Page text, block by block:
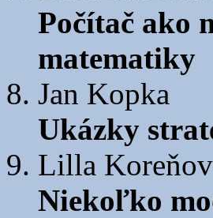
Počítač ako
matematiky
Jan Kopka
Ukázky
Lilla
Niekoľko